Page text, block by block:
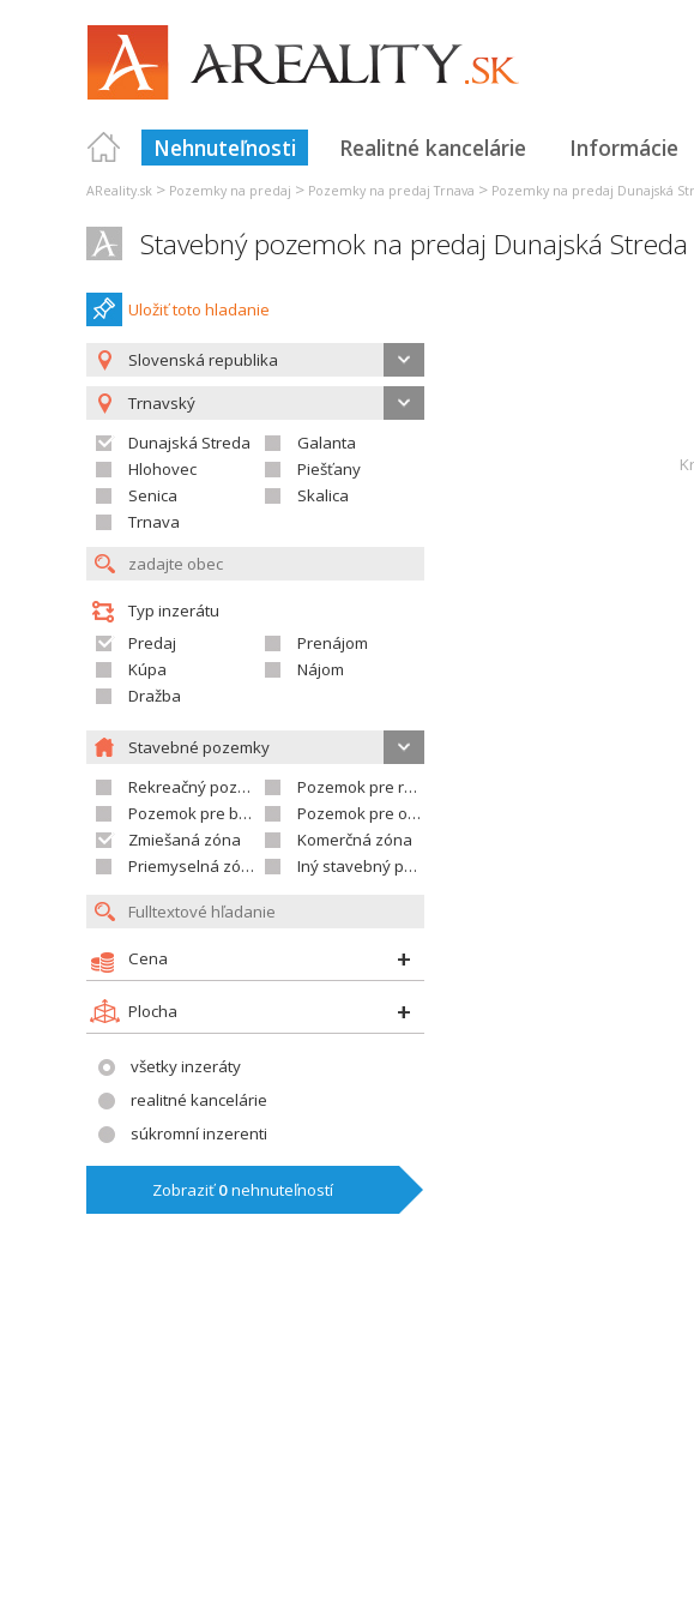
Nehnuteľnosti Realitné kancelárie Informácie
AReality.sk > Pozemky na predaj > Pozemky na predaj Trnava > Pozemky na predaj Dunajská
Stavebný pozemok na predaj Dunajská Streda
Uložiť toto hladanie
Slovenská republika
Trnavský
Dunajská Streda
Galanta
Hlohovec
Piešťany
Senica
Skalica
Trnava
Typ inzerátu
Predaj
Prenájom
Kúpa
Nájom
Dražba
Stavebné pozemky
Rekreačný pozemok
Pozemok pre rodinné domy
Pozemok pre bytovú výstavbu
Pozemok pre občian.vybavenosť
Zmiešaná zóna
Komerčná zóna
Priemyselná zóna
Iný stavebný pozemok
Cena
Plocha
všetky inzeráty
realitné kancelárie
súkromní inzerenti
Zobraziť0nehnuteľností